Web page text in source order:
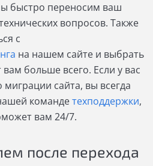
быстро переносим ваш
вопросов. Также
с
на нашем сайте и выбрать
больше всего. Если у вас
сайта, вы всегда
командетехподдержки,
вам 24/7.
после перехода